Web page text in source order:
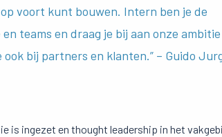
op voort kunt bouwen. Intern ben je de
teams en draag je bij aan onze ambitie
bij partners en klanten.” – Guido
is ingezet en thought leadership in het